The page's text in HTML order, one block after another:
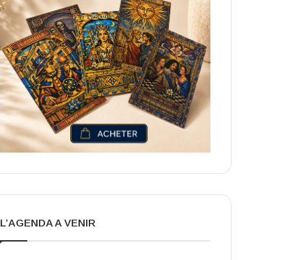
L’AGENDA A VENIR